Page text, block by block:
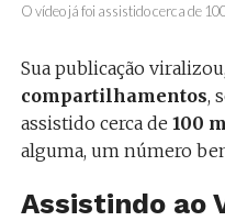
O vídeo já foi assistido cerca de
Sua publicação
compartilhamentos,
assistido cerca de 100
alguma, um número
Assistindo ao